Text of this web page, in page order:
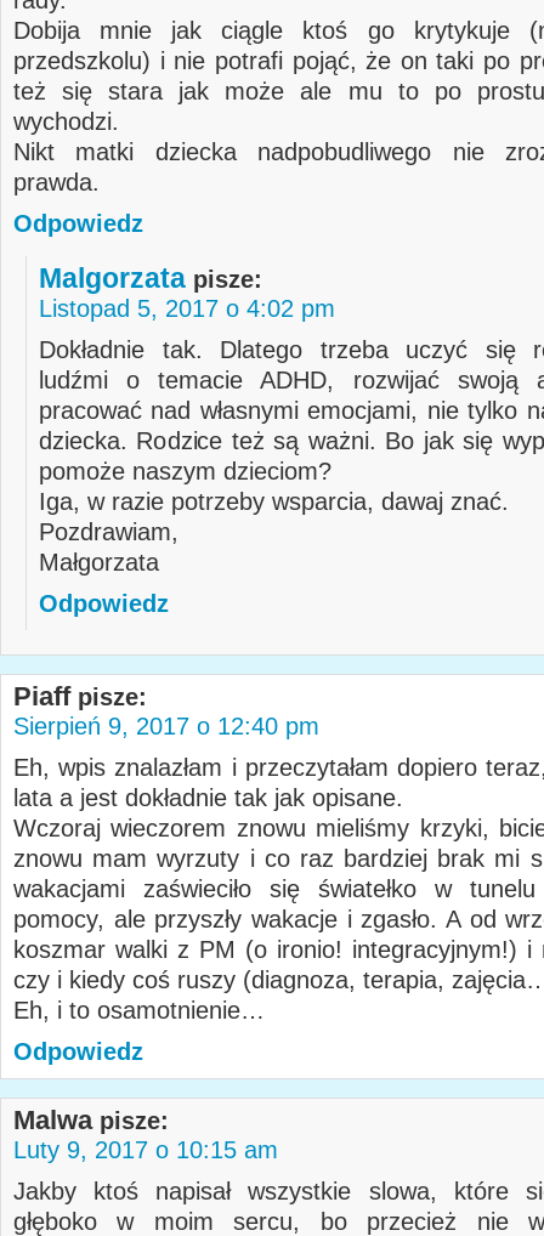
Dobija mnie jak ciągle ktoś go krytykuje
przedszkolu) i nie potrafi pojąć, że on taki po
też się stara jak może ale mu to po
wychodzi.
Nikt matki dziecka nadpobudliwego nie
prawda.
Odpowiedz
Malgorzata pisze:
Listopad 5, 2017 o 4:02 pm
Dokładnie tak. Dlatego trzeba uczyć się
ludźmi o temacie ADHD, rozwijać swoją
pracować nad własnymi emocjami, nie tylko
dziecka. Rodzice też są ważni. Bo jak się
pomoże naszym dzieciom?
Iga, w razie potrzeby wsparcia, dawaj znać.
Pozdrawiam,
Małgorzata
Odpowiedz
Piaff pisze:
Sierpień 9, 2017 o 12:40 pm
Eh, wpis znalazłam i przeczytałam dopiero
lata a jest dokładnie tak jak opisane.
Wczoraj wieczorem znowu mieliśmy krzyki,
znowu mam wyrzuty i co raz bardziej brak mi
wakacjami zaświeciło się światełko w tunelu
pomocy, ale przyszły wakacje i zgasło. A od
koszmar walki z PM (o ironio! integracyjnym!) i
czy i kiedy coś ruszy (diagnoza, terapia,
Eh, i to osamotnienie…
Odpowiedz
Malwa pisze:
Luty 9, 2017 o 10:15 am
Jakby ktoś napisał wszystkie slowa, które
głęboko w moim sercu, bo przecież nie